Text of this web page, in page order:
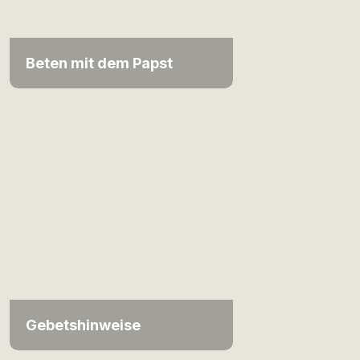
Beten mit dem Papst
Gebetshinweise